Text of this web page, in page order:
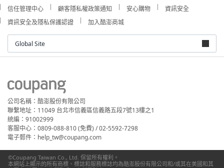
信任管理中心
顧客隱私權政策通知 安心購物
資訊安全
資訊安全及隱私保護認證
加入酷澎商城
Global Site
公司名稱：酷澎股份有限公司
聯繫地址：11049 台北市信義區信義路五段7號13樓之1
統編：91002999
客服中心：0809-088-810 (免費) / 02-5592-7298
電子郵件：help_tw@coupang.com
©Coupang Taiwan Co., Ltd. 保留所有權利。
本網站上顯示的所有商標、標誌和服務標誌均為酷澎股份有限公司和/或其在美國和其